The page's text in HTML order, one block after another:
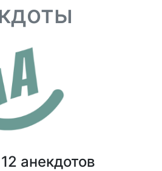
анекдотов